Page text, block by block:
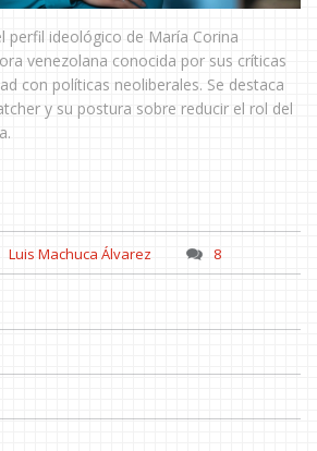
perfil ideológico de María Corina
venezolana conocida por sus críticas
con políticas neoliberales. Se destaca
y su postura sobre reducir el rol del
Luis Machuca Álvarez 8